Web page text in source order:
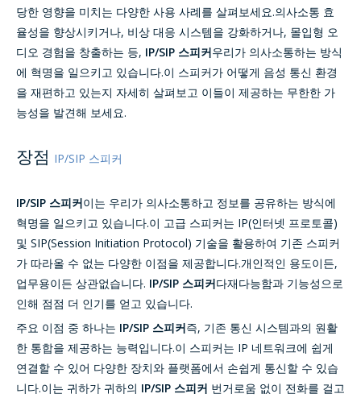
당한 영향을 미치는 다양한 사용 사례를 살펴보세요.의사소통 효
율성을 향상시키거나, 비상 대응 시스템을 강화하거나, 몰입형 오
디오 경험을 창출하는 등, IP/SIP 스피커우리가 의사소통하는 방식
에 혁명을 일으키고 있습니다.이 스피커가 어떻게 음성 통신 환경
을 재편하고 있는지 자세히 살펴보고 이들이 제공하는 무한한 가
능성을 발견해 보세요.
장점 IP/SIP 스피커
IP/SIP 스피커이는 우리가 의사소통하고 정보를 공유하는 방식에
혁명을 일으키고 있습니다.이 고급 스피커는 IP(인터넷 프로토콜)
및 SIP(Session Initiation Protocol) 기술을 활용하여 기존 스피커
가 따라올 수 없는 다양한 이점을 제공합니다.개인적인 용도이든,
업무용이든 상관없습니다. IP/SIP 스피커다재다능함과 기능성으로
인해 점점 더 인기를 얻고 있습니다.
주요 이점 중 하나는 IP/SIP 스피커즉, 기존 통신 시스템과의 원활
한 통합을 제공하는 능력입니다.이 스피커는 IP 네트워크에 쉽게
연결할 수 있어 다양한 장치와 플랫폼에서 손쉽게 통신할 수 있습
니다.이는 귀하가 귀하의 IP/SIP 스피커 번거로움 없이 전화를 걸고